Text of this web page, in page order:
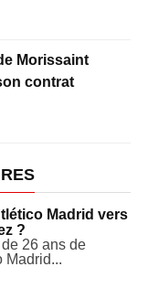
Morissaint
contrat
Madrid vers
?
26 ans de
Madrid...